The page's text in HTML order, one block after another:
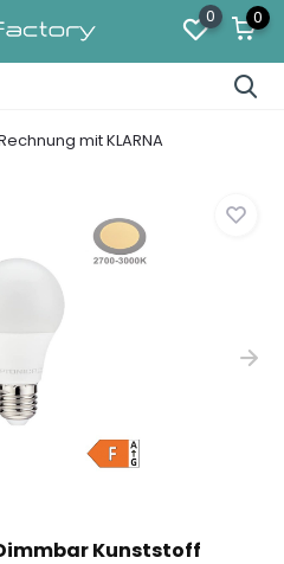
0 0
mit KLARNA
Dimmbar Kunststoff